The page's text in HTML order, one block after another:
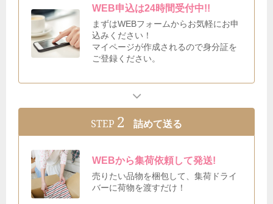
WEB申込は24時間受付中!!
まずはWEBフォームからお気軽にお申
込みください！
マイページが作成されるので身分証を
ご登録ください。
STEP 2 詰めて送る
WEBから集荷依頼して発送!
売りたい品物を梱包して、集荷ドライ
バーに荷物を渡すだけ！